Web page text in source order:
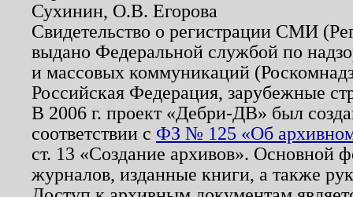
Сухинин, О.В. Егорова
Свидетельство о регистрации СМИ
выдано Федеральной службой по
и массовых коммуникаций
Российская Федерация, зарубежные
В 2006 г. проект «Дебри-ДВ» был
соответствии с ФЗ № 125 «Об
ст. 13 «Создание архивов». Основной
журналов, изданные книги, а также